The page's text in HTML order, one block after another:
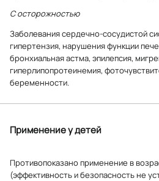
С осторожностью
Заболевания сердечно-сосудистой
гипертензия, нарушения функции
бронхиальная астма, эпилепсия,
гиперлипопротеинемия,
беременности.
Применение у детей
Противопоказано применение в
(эффективность и безопасность не